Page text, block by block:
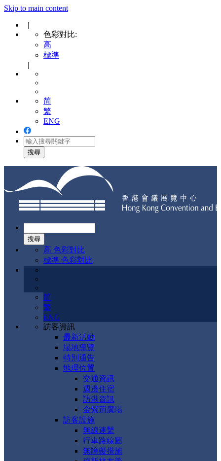
Skip to main content
|
色彩對比:
高
標準
|
简
繁
ENG
navigation
高 色彩對比
標準 色彩對比
简
繁
ENG
訪客資訊
最新活動
場地導覽
特別通告
地理位置
交通資訊
週邊住宿
訪港資訊
金紫荊廣場
訪客設施
無線連繫
行車路線圖
無障礙措施